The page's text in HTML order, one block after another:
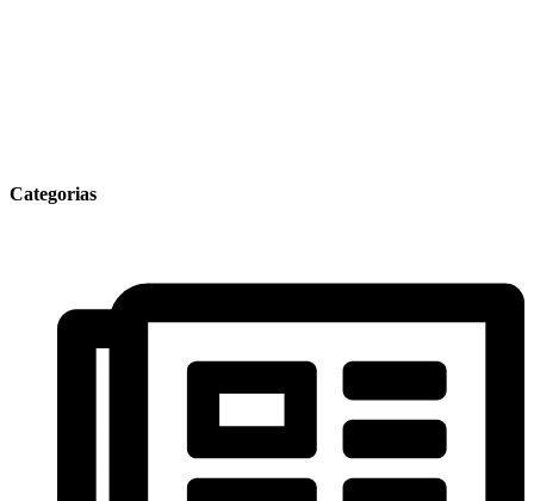
Categorias